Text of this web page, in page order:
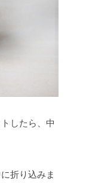
したら、中
折り込みま